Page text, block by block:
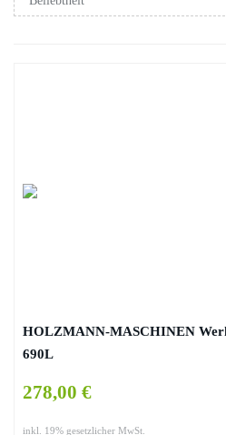
HOLZMANN-MASCHINEN
690L
278,00 €
inkl. 19% gesetzlicher MwSt.